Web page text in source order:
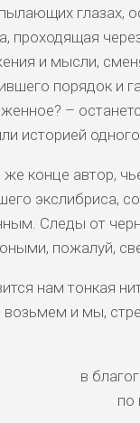
глазах,
проходящая
и мысли,
порядок и
–
историей
конце автор,
экслибриса,
Следы от
пожалуй,
нам тонкая
возьмем и мы,
в
по